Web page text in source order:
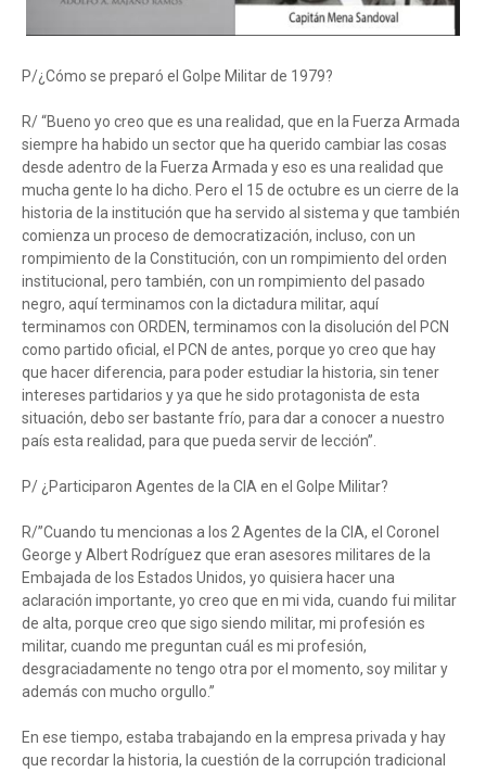
P/¿Cómo se preparó el Golpe Militar de 1979?
R/ “Bueno yo creo que es una realidad, que en la Fuerza Armada
siempre ha habido un sector que ha querido cambiar las cosas
desde adentro de la Fuerza Armada y eso es una realidad que
mucha gente lo ha dicho. Pero el 15 de octubre es un cierre de la
historia de la institución que ha servido al sistema y que también
comienza un proceso de democratización, incluso, con un
rompimiento de la Constitución, con un rompimiento del orden
institucional, pero también, con un rompimiento del pasado
negro, aquí terminamos con la dictadura militar, aquí
terminamos con ORDEN, terminamos con la disolución del PCN
como partido oficial, el PCN de antes, porque yo creo que hay
que hacer diferencia, para poder estudiar la historia, sin tener
intereses partidarios y ya que he sido protagonista de esta
situación, debo ser bastante frío, para dar a conocer a nuestro
país esta realidad, para que pueda servir de lección”.
P/ ¿Participaron Agentes de la CIA en el Golpe Militar?
R/”Cuando tu mencionas a los 2 Agentes de la CIA, el Coronel
George y Albert Rodríguez que eran asesores militares de la
Embajada de los Estados Unidos, yo quisiera hacer una
aclaración importante, yo creo que en mi vida, cuando fui militar
de alta, porque creo que sigo siendo militar, mi profesión es
militar, cuando me preguntan cuál es mi profesión,
desgraciadamente no tengo otra por el momento, soy militar y
además con mucho orgullo.”
En ese tiempo, estaba trabajando en la empresa privada y hay
que recordar la historia, la cuestión de la corrupción tradicional